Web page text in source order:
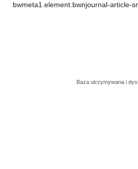
bwmeta1.element.bwnjournal-article-
Baza utrzymywana i